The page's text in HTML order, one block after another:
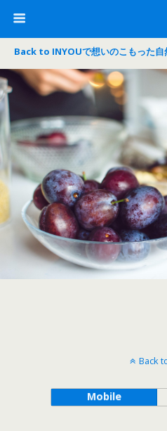
Back to INYOUで想いのこもった自
Back
Mobile